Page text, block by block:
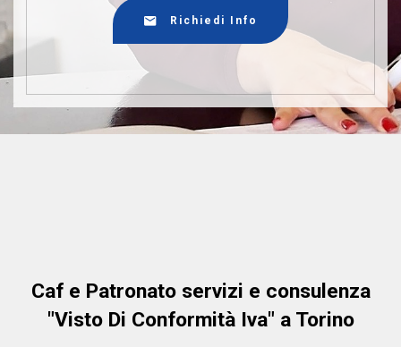
Richiedi Info
Caf e Patronato servizi e consulenza
"Visto Di Conformità Iva" a Torino